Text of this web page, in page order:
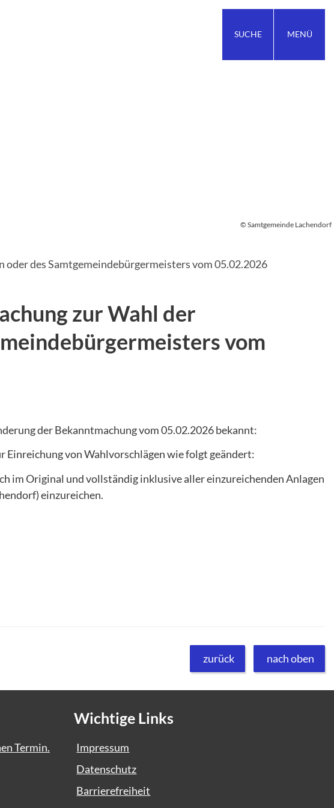
SUCHE MENÜ
© Samtgemeinde Lachendorf
des Samtgemeindebürgermeisters vom 05.02.2026
zur Wahl der
vom
der Bekanntmachung vom 05.02.2026 bekannt:
Einreichung von Wahlvorschlägen wie folgt geändert:
im Original und vollständig inklusive aller einzureichenden Anlagen
einzureichen.
zurück nach oben
Termin.
Wichtige Links
Impressum
Datenschutz
Barrierefreiheit